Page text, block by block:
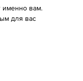
именно вам.
для вас